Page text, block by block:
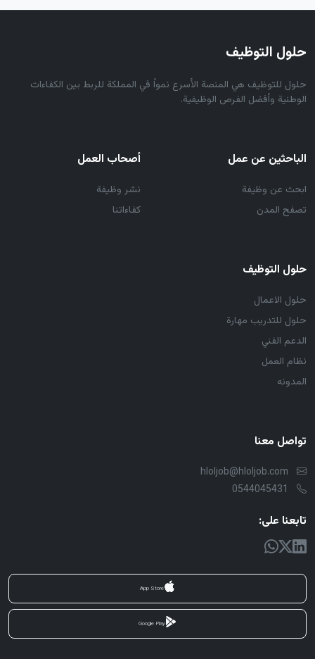
حلول التوظيف
حلول للتوظيف هي المنصة الأسرع نمواً في المملكة للربط بين الكفاءات
الوطنية وأفضل الفرص الوظيفية.
الباحثين عن عمل
ابحث عن وظيفة
تصفح المدن
أصحاب العمل
نشر وظيفة
كفاءاتنا
حلول التوظيف
حلول الاعمال
حلول للتدريب مهارة
الدعم الفني
نظام العمل
المدونه
تواصل معنا
hloljob@hloljob.com
0544045431
تابعنا على:
App Store
Google Play